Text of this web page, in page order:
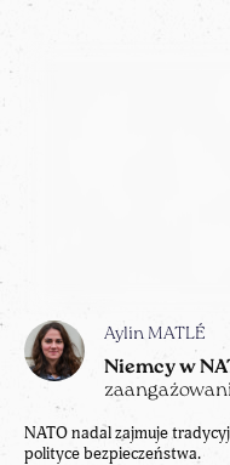
Aylin MATLÉ
Niemcy w
NATO nadal zajmuje
polityce bezpieczeństwa.